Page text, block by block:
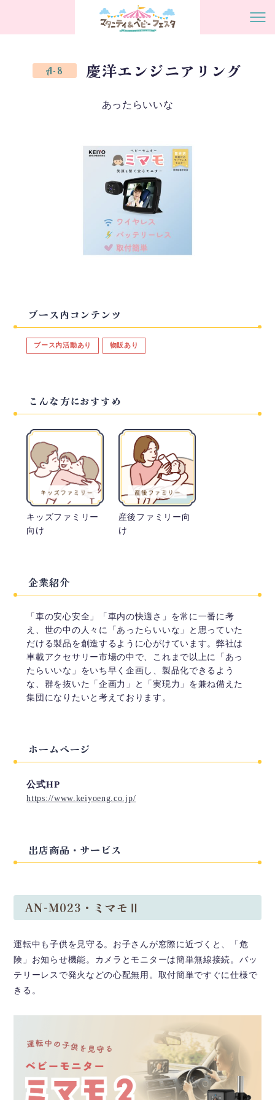
A-8 慶洋エンジニアリング
あったらいいな
ブース内コンテンツ
ブース内活動あり 物販あり
こんな方におすすめ
キッズファミリー
向け
産後ファミリー向
け
企業紹介
「車の安心安全」「車内の快適さ」を常に一番に考
え、世の中の人々に「あったらいいな」と思っていた
だける製品を創造するように心がけています。弊社は
車載アクセサリー市場の中で、これまで以上に「あっ
たらいいな」をいち早く企画し、製品化できるよう
な、群を抜いた「企画力」と「実現力」を兼ね備えた
集団になりたいと考えております。
ホームページ
公式HP
https://www.keiyoeng.co.jp/
出店商品・サービス
AN-M023・ミマモⅡ
運転中も子供を見守る。お子さんが窓際に近づくと、「危
険」お知らせ機能。カメラとモニターは簡単無線接続。バッ
テリーレスで発火などの心配無用。取付簡単ですぐに仕様で
きる。